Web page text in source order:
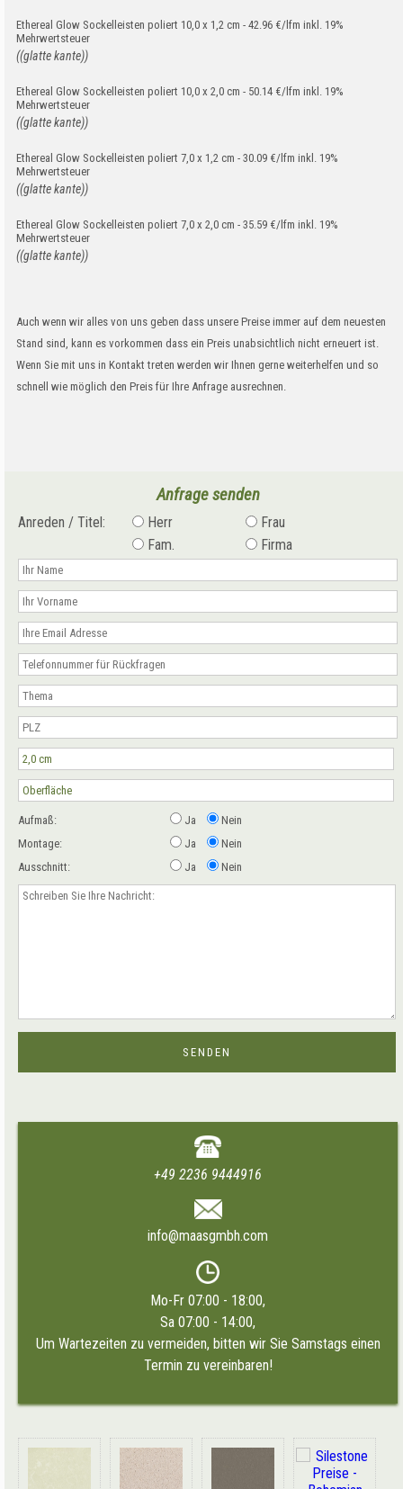
Ethereal Glow Sockelleisten poliert 10,0 x 1,2 cm - 42.96 €/lfm inkl. 19%
Mehrwertsteuer
((glatte kante))
Ethereal Glow Sockelleisten poliert 10,0 x 2,0 cm - 50.14 €/lfm inkl. 19%
Mehrwertsteuer
((glatte kante))
Ethereal Glow Sockelleisten poliert 7,0 x 1,2 cm - 30.09 €/lfm inkl. 19%
Mehrwertsteuer
((glatte kante))
Ethereal Glow Sockelleisten poliert 7,0 x 2,0 cm - 35.59 €/lfm inkl. 19%
Mehrwertsteuer
((glatte kante))
Auch wenn wir alles von uns geben dass unsere Preise immer auf dem neuesten
Stand sind, kann es vorkommen dass ein Preis unabsichtlich nicht erneuert ist.
Wenn Sie mit uns in Kontakt treten werden wir Ihnen gerne weiterhelfen und so
schnell wie möglich den Preis für Ihre Anfrage ausrechnen.
Anfrage senden
Anreden / Titel: Herr
Frau
Fam.
Firma
Aufmaß: Ja
Nein
Montage:
Ja
Nein
Ausschnitt:
Ja Nein
+49 2236 9444916
info@maasgmbh.com
Mo-Fr 07:00 - 18:00,
Sa 07:00 - 14:00,
Um Wartezeiten zu vermeiden, bitten wir Sie Samstags einen
Termin zu vereinbaren!